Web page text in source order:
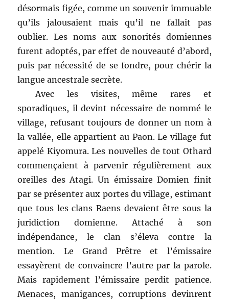
désormais figée, comme un souvenir immuable
qu’ils jalousaient mais qu’il ne fallait pas
oublier. Les noms aux sonorités domiennes
furent adoptés, par effet de nouveauté d’abord,
puis par nécessité de se fondre, pour chérir la
langue ancestrale secrète.
Avec les visites, même rares et
sporadiques, il devint nécessaire de nommé le
village, refusant toujours de donner un nom à
la vallée, elle appartient au Paon. Le village fut
appelé Kiyomura. Les nouvelles de tout Othard
commençaient à parvenir régulièrement aux
oreilles des Atagi. Un émissaire Domien finit
par se présenter aux portes du village, estimant
que tous les clans Raens devaient être sous la
juridiction domienne. Attaché à son
indépendance, le clan s’éleva contre la
mention. Le Grand Prêtre et l’émissaire
essayèrent de convaincre l’autre par la parole.
Mais rapidement l’émissaire perdit patience.
Menaces, manigances, corruptions devinrent